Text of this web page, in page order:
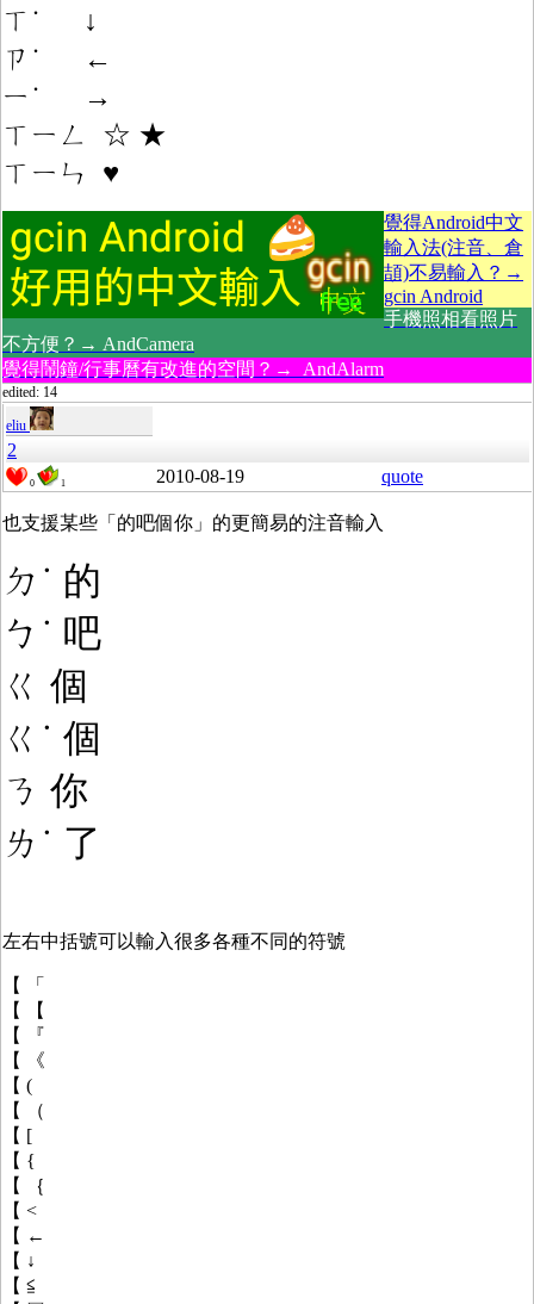
ㄒ˙ ↓
ㄗ˙ ←
ㄧ˙ →
ㄒㄧㄥ ☆ ★
ㄒㄧㄣ ♥
覺得Android中文
輸入法(注音、倉
頡)不易輸入？→
gcin Android
手機照相看照片
不方便？→ AndCamera
覺得鬧鐘/行事曆有改進的空間？→ AndAlarm
edited: 14
eliu
2
0 1 2010-08-19 quote
也支援某些「的吧個你」的更簡易的注音輸入
ㄉ ˙ 的
ㄅ ˙ 吧
ㄍ 個
ㄍ ˙ 個
ㄋ 你
ㄌ ˙ 了
左右中括號可以輸入很多各種不同的符號
【 「
【 【
【 『
【 《
【 (
【 （
【 [
【 {
【 ｛
【 <
【 ←
【 ↓
【 ≦